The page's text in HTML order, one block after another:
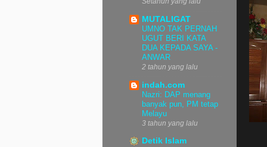
MUTALIGAT
UMNO TAK PERNAH
UGUT BERI KATA
DUA KEPADA SAYA -
ANWAR
2 tahun yang lalu
indah.com
Nazri: DAP menang
banyak pun, PM tetap
Melayu
3 tahun yang lalu
Detik Islam